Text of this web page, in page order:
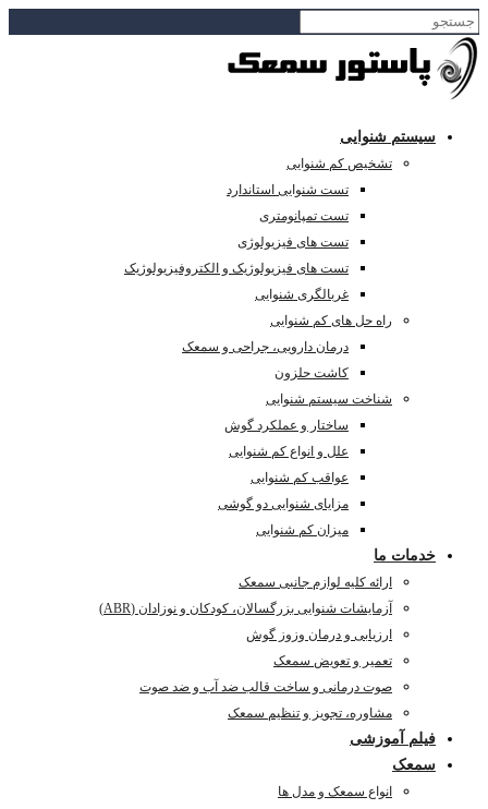
سیستم شنوایی
تشخیص کم شنوایی
تست شنوایی استاندارد
تست تمپانومتری
تست های فیزیولوژی
تست های فیزیولوژیک و الکتروفیزیولوژیک
غربالگری شنوایی
راه حل های کم شنوایی
درمان دارویی، جراحی و سمعک
کاشت حلزون
شناخت سیستم شنوایی
ساختار و عملکرد گوش
علل و انواع کم شنوایی
عواقب کم شنوایی
مزایای شنوایی دو گوشی
میزان کم شنوایی
خدمات ما
ارائه کلیه لوازم جانبی سمعک
آزمایشات شنوایی بزرگسالان، کودکان و نوزادان (ABR)
ارزیابی و درمان وزوز گوش
تعمیر و تعویض سمعک
صوت درمانی و ساخت قالب ضد آب و ضد صوت
مشاوره، تجویز و تنظیم سمعک
فیلم آموزشی
سمعک
انواع سمعک و مدل ها